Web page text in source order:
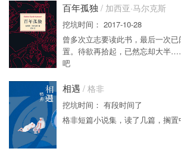
百年孤独 / 加西亚·马尔克斯
挖坑时间： 2017-10-28
曾多次立志要读此书，最后一次
置。待欲再拾起，已然忘却大半
吧
相遇 / 格非
挖坑时间： 有段时间了
格非短篇小说集，读了几篇，搁置